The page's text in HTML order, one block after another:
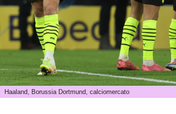
Haaland, Borussia Dortmund, calciomercato